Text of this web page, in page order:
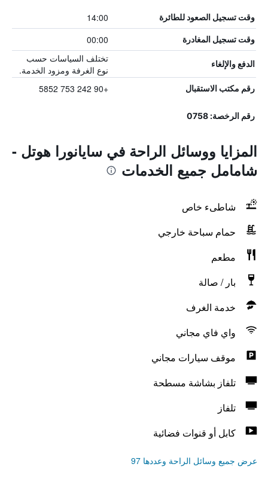
وقت تسجيل الصعود للطائرة 14:00
وقت تسجيل المغادرة 00:00
الدفع والإلغاء
تختلف السياسات حسب
نوع الغرفة ومزود الخدمة.
رقم مكتب الاستقبال +90 242 753 5852
رقم الرخصة: 0758
المزايا ووسائل الراحة في سايانورا هوتل -
شامامل جميع الخدمات
شاطىء خاص
حمام سباحة خارجي
مطعم
بار / صالة
خدمة الغرف
واي فاي مجاني
موقف سيارات مجاني
تلفاز بشاشة مسطحة
تلفاز
كابل أو قنوات فضائية
عرض جميع وسائل الراحة وعددها 97